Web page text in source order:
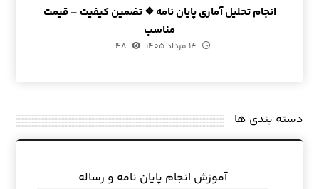
انجام تحلیل آماری پایان نامه ❖ تضمین کیفیت – قیمت
مناسب
۱۴ مرداد ۱۴۰۵ ۴۸
دسته بندی ها
آموزش انجام پایان نامه و رساله